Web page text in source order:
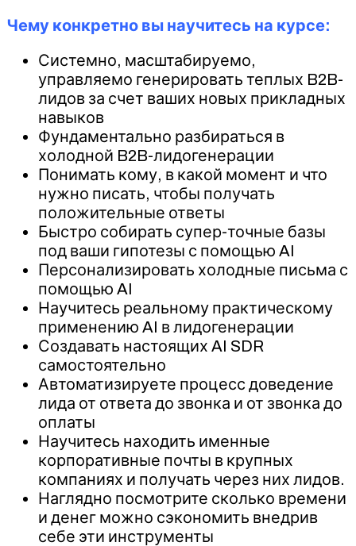
Чему конкретно вы научитесь на курсе:
Системно, масштабируемо,
управляемо генерировать теплых B2B-
лидов за счет ваших новых прикладных
навыков
Фундаментально разбираться в
холодной B2B-лидогенерации
Понимать кому, в какой момент и что
нужно писать, чтобы получать
положительные ответы
Быстро собирать супер-точные базы
под ваши гипотезы с помощью AI
Персонализировать холодные письма с
помощью AI
Научитесь реальному практическому
применению AI в лидогенерации
Создавать настоящих AI SDR
самостоятельно
Автоматизируете процесс доведение
лида от ответа до звонка и от звонка до
оплаты
Научитесь находить именные
корпоративные почты в крупных
компаниях и получать через них лидов.
Наглядно посмотрите сколько времени
и денег можно сэкономить внедрив
себе эти инструменты